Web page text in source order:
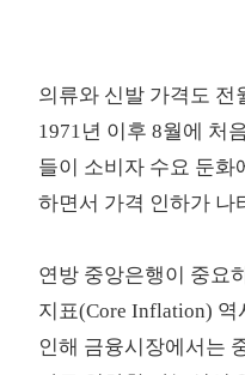
의류와 신발 가격도 전
1971년 이후 8월에 처
들이 소비자 수요 둔화
하면서 가격 인하가 나
연방 중앙은행이 중요
지표(Core Inflation) 역
인해 금융시장에서는